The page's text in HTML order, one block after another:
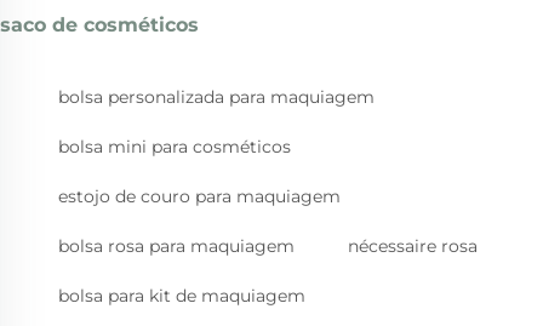
saco de cosméticos
bolsa personalizada para maquiagem
bolsa mini para cosméticos
estojo de couro para maquiagem
bolsa rosa para maquiagem nécessaire rosa
bolsa para kit de maquiagem